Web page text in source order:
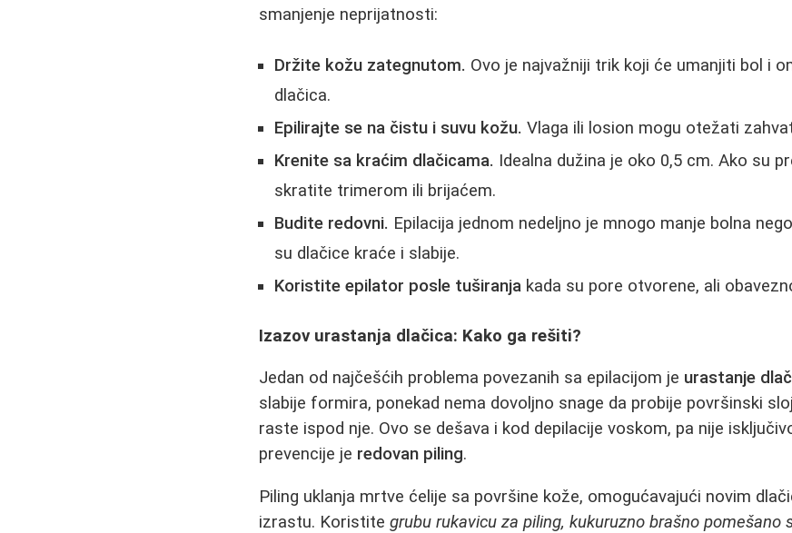
smanjenje neprijatnosti:
Držite kožu zategnutom. Ovo je najvažniji trik koji će umanjiti bol i
dlačica.
Epilirajte se na čistu i suvu kožu. Vlaga ili losion mogu otežati
Krenite sa kraćim dlačicama. Idealna dužina je oko 0,5 cm. Ako su
skratite trimerom ili brijaćem.
Budite redovni. Epilacija jednom nedeljno je mnogo manje bolna
su dlačice kraće i slabije.
Koristite epilator posle tuširanja kada su pore otvorene, ali
Izazov urastanja dlačica: Kako ga rešiti?
Jedan od najčešćih problema povezanih sa epilacijom je urastanje
slabije formira, ponekad nema dovoljno snage da probije površinski
raste ispod nje. Ovo se dešava i kod depilacije voskom, pa nije
prevencije je redovan piling.
Piling uklanja mrtve ćelije sa površine kože, omogućavajući novim
izrastu. Koristitegrubu rukavicu za piling, kukuruzno brašno pomešano